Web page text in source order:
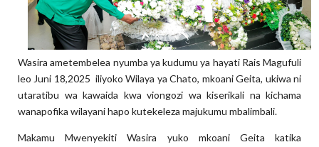
Wasira ametembelea nyumba ya kudumu ya hayati Rais Magufuli
leo Juni 18,2025 iliyoko Wilaya ya Chato, mkoani Geita, ukiwa ni
utaratibu wa kawaida kwa viongozi wa kiserikali na kichama
wanapofika wilayani hapo kutekeleza majukumu mbalimbali.
Makamu Mwenyekiti Wasira yuko mkoani Geita katika